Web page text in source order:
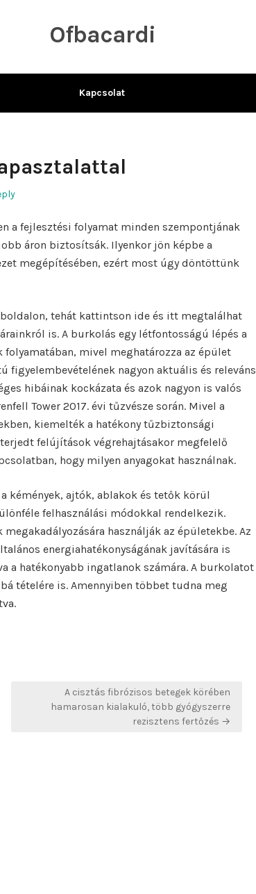
Ofbacardi
Kapcsolat
a fejlesztési folyamat minden szempontjának
áron biztosítsák. Ilyenkor jön képbe a
megépítésében, ezért most úgy döntöttünk
tehát kattintson ide és itt megtalálhat
is. A burkolás egy létfontosságú lépés a
mivel meghatározza az épület
figyelembevételének nagyon aktuális és releváns
hibáinak kockázata és azok nagyon is valós
Tower 2017. évi tűzvésze során. Mivel a
kiemelték a hatékony tűzbiztonsági
felújítások végrehajtásakor megfelelő
hogy milyen anyagokat használnak.
kémények, ajtók, ablakok és tetők körül
felhasználási módokkal rendelkezik.
használják az épületekbe. Az
energiahatékonyságának javítására is
a hatékonyabb ingatlanok számára. A burkolatot
tételére is. Amennyiben többet tudna meg
A cisztás fibrózisos betegek körében
hamarosan kialakuló, több gyógyszerre
rezisztens fertőzés →